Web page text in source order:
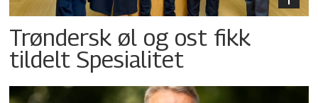
Trøndersk øl og ost fikk
tildelt Spesialitet